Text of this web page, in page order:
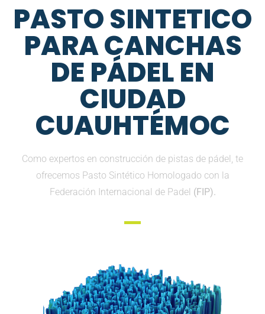
PASTO SINTETICO
PARA CANCHAS
DE PÁDEL EN
CIUDAD
CUAUHTÉMOC
Como expertos en construcción de pistas de pádel, te
ofrecemos Pasto Sintético Homologado con la
Federación Internacional de Padel (FIP).